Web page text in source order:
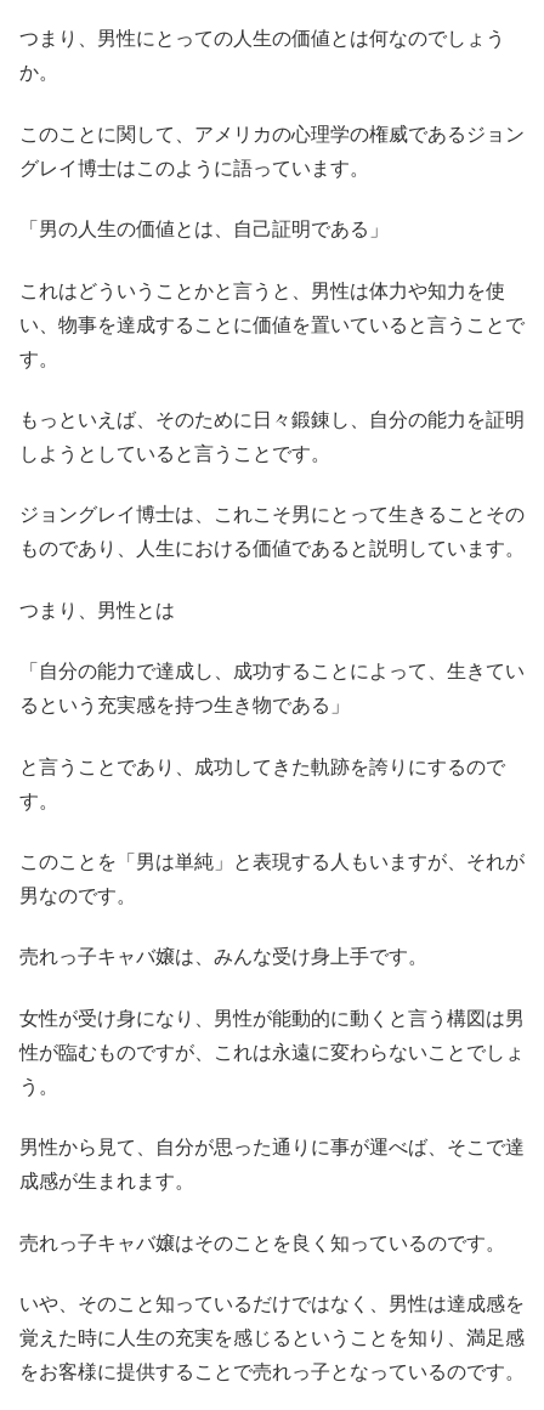
つまり、男性にとっての人生の価値とは何なのでしょう
か。
このことに関して、アメリカの心理学の権威であるジョン
グレイ博士はこのように語っています。
「男の人生の価値とは、自己証明である」
これはどういうことかと言うと、男性は体力や知力を使
い、物事を達成することに価値を置いていると言うことで
す。
もっといえば、そのために日々鍛錬し、自分の能力を証明
しようとしていると言うことです。
ジョングレイ博士は、これこそ男にとって生きることその
ものであり、人生における価値であると説明しています。
つまり、男性とは
「自分の能力で達成し、成功することによって、生きてい
るという充実感を持つ生き物である」
と言うことであり、成功してきた軌跡を誇りにするので
す。
このことを「男は単純」と表現する人もいますが、それが
男なのです。
売れっ子キャバ嬢は、みんな受け身上手です。
女性が受け身になり、男性が能動的に動くと言う構図は男
性が臨むものですが、これは永遠に変わらないことでしょ
う。
男性から見て、自分が思った通りに事が運べば、そこで達
成感が生まれます。
売れっ子キャバ嬢はそのことを良く知っているのです。
いや、そのこと知っているだけではなく、男性は達成感を
覚えた時に人生の充実を感じるということを知り、満足感
をお客様に提供することで売れっ子となっているのです。